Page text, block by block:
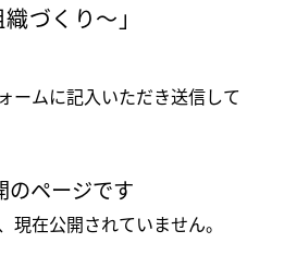
づくり〜」
ームに記入いただき送信して
のページです
現在公開されていません。